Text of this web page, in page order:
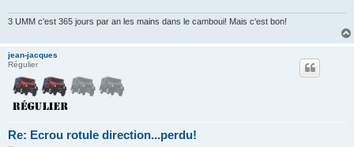
3 UMM c'est 365 jours par an les mains dans le camboui! Mais c'est bon!
jean-jacques
Régulier
Re: Ecrou rotule direction...perdu!